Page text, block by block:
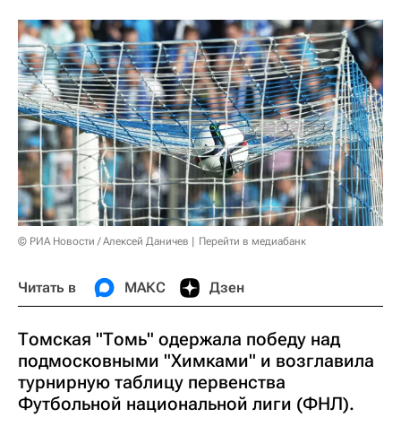
© РИА Новости / Алексей Даничев Перейти в медиабанк
Читать в МАКС Дзен
Томская "Томь" одержала победу над
подмосковными "Химками" и возглавила
турнирную таблицу первенства
Футбольной национальной лиги (ФНЛ).